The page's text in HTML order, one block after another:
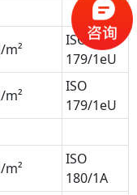
m²
ISO
179/1eU
m²
ISO
179/1eU
m²
ISO
180/1A